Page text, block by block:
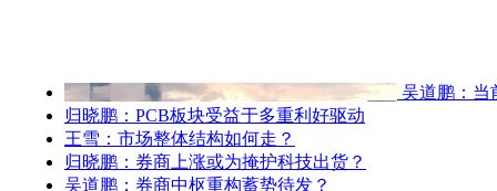
吴道鹏：当
归晓鹏：PCB板块受益于多重利好驱动
王雪：市场整体结构如何走？
归晓鹏：券商上涨或为掩护科技出货？
吴道鹏：券商中枢重构蓄势待发？